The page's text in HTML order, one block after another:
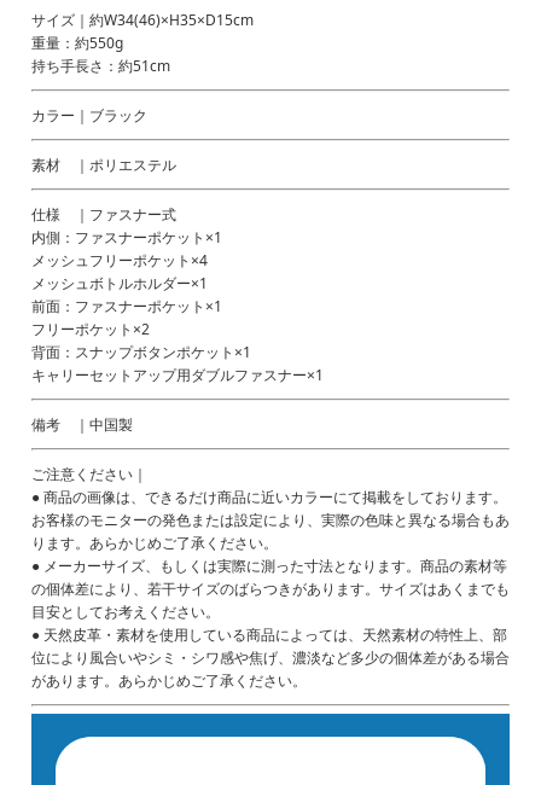
サイズ｜約W34(46)×H35×D15cm
重量：約550g
持ち手長さ：約51cm
カラー｜ブラック
素材 ｜ポリエステル
仕様 ｜ファスナー式
内側：ファスナーポケット×1
メッシュフリーポケット×4
メッシュボトルホルダー×1
前面：ファスナーポケット×1
フリーポケット×2
背面：スナップボタンポケット×1
キャリーセットアップ用ダブルファスナー×1
備考 ｜中国製
ご注意ください｜
● 商品の画像は、できるだけ商品に近いカラーにて掲載をしております。
お客様のモニターの発色または設定により、実際の色味と異なる場合もあ
ります。あらかじめご了承ください。
● メーカーサイズ、もしくは実際に測った寸法となります。商品の素材等
の個体差により、若干サイズのばらつきがあります。サイズはあくまでも
目安としてお考えください。
● 天然皮革・素材を使用している商品によっては、天然素材の特性上、部
位により風合いやシミ・シワ感や焦げ、濃淡など多少の個体差がある場合
があります。あらかじめご了承ください。